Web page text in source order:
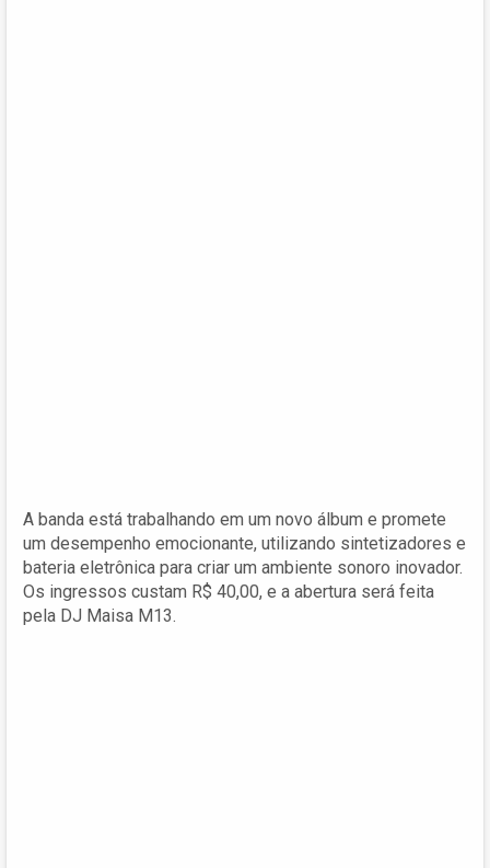
A banda está trabalhando em um novo álbum e promete
um desempenho emocionante, utilizando sintetizadores e
bateria eletrônica para criar um ambiente sonoro inovador.
Os ingressos custam R$ 40,00, e a abertura será feita
pela DJ Maisa M13.